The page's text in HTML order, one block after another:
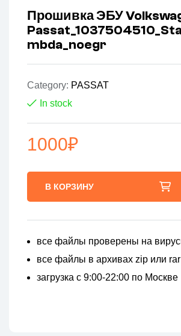
Прошивка ЭБУ
mbda_noegr
Category: PASSAT
In stock
1000₽
В КОРЗИНУ
все файлы проверены на
все файлы в архивах zip или rar
загрузка с 9:00-22:00 по Москве